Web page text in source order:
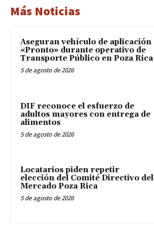
Más Noticias
Aseguran vehículo de aplicación
«Pronto» durante operativo de
Transporte Público en Poza Rica
5 de agosto de 2026
DIF reconoce el esfuerzo de
adultos mayores con entrega de
alimentos
5 de agosto de 2026
Locatarios piden repetir
elección del Comité Directivo del
Mercado Poza Rica
5 de agosto de 2026